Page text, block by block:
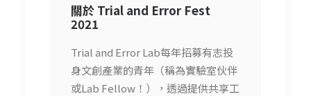
關於 Trial and Error Fest
2021
Trial and Error Lab每年招募有志投
身文創產業的青年（稱為實驗室伙伴
或Lab Fellow！），透過提供共享工